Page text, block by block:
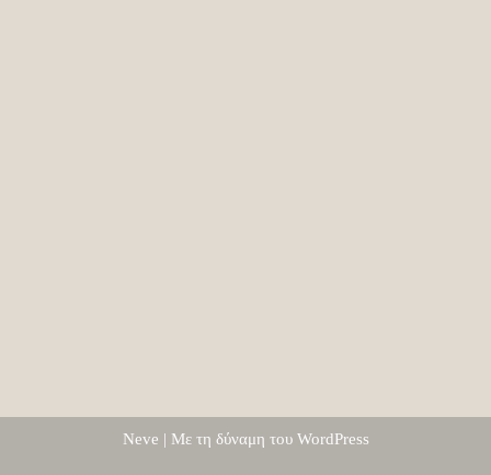
Neve | Με τη δύναμη του WordPress